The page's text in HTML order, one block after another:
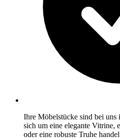
Ihre Möbelstücke sind bei uns
sich um eine elegante Vitrine,
oder eine robuste Truhe